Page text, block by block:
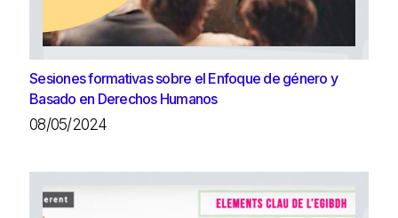
Sesiones formativas sobre el Enfoque de género y
Basado en Derechos Humanos
08/05/2024